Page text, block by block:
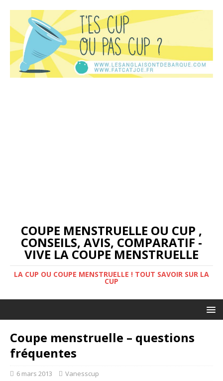
COUPE MENSTRUELLE OU CUP ,
CONSEILS, AVIS, COMPARATIF -
VIVE LA COUPE MENSTRUELLE
LA CUP OU COUPE MENSTRUELLE ! TOUT SAVOIR SUR LA
CUP
Coupe menstruelle – questions
fréquentes
6 mars 2013 Vanesscup